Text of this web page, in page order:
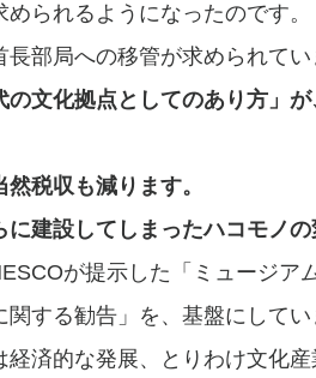
られるようになったのです。
部局への移管が求められてい
文化拠点としてのあり方」が
税収も減ります。
建設してしまったハコモノの
が提示した「ミュージア
する勧告」を、基盤にしてい
済的な発展、とりわけ文化